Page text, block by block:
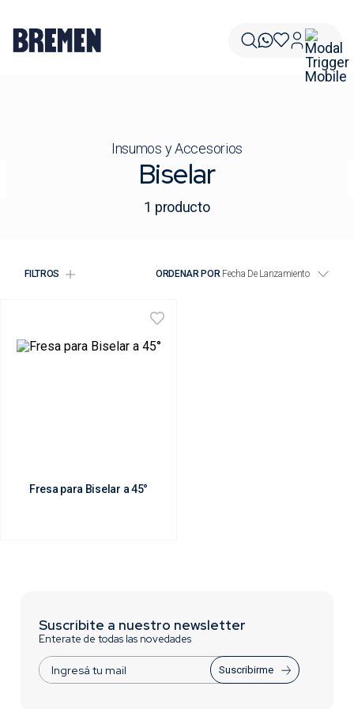
Insumos y Accesorios
Biselar
1 producto
FILTROS ORDENAR POR Fecha De Lanzamiento
Fresa para Biselar a 45°
Suscribite a nuestro newsletter
Enterate de todas las novedades
Suscribirme